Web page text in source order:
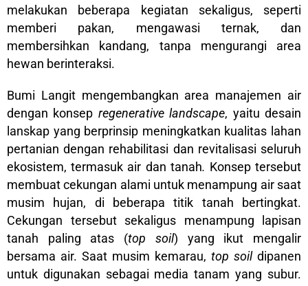
melakukan beberapa kegiatan sekaligus, seperti
memberi pakan, mengawasi ternak, dan
membersihkan kandang, tanpa mengurangi area
hewan berinteraksi.
Bumi Langit mengembangkan area manajemen air
dengan konsep regenerative landscape, yaitu desain
lanskap yang berprinsip meningkatkan kualitas lahan
pertanian dengan rehabilitasi dan revitalisasi seluruh
ekosistem, termasuk air dan tanah. Konsep tersebut
membuat cekungan alami untuk menampung air saat
musim hujan, di beberapa titik tanah bertingkat.
Cekungan tersebut sekaligus menampung lapisan
tanah paling atas (top soil) yang ikut mengalir
bersama air. Saat musim kemarau, top soil dipanen
untuk digunakan sebagai media tanam yang subur.